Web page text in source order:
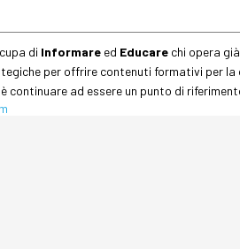
di Informare ed Educare chi opera
per offrire contenuti formativi per
ad essere un punto di